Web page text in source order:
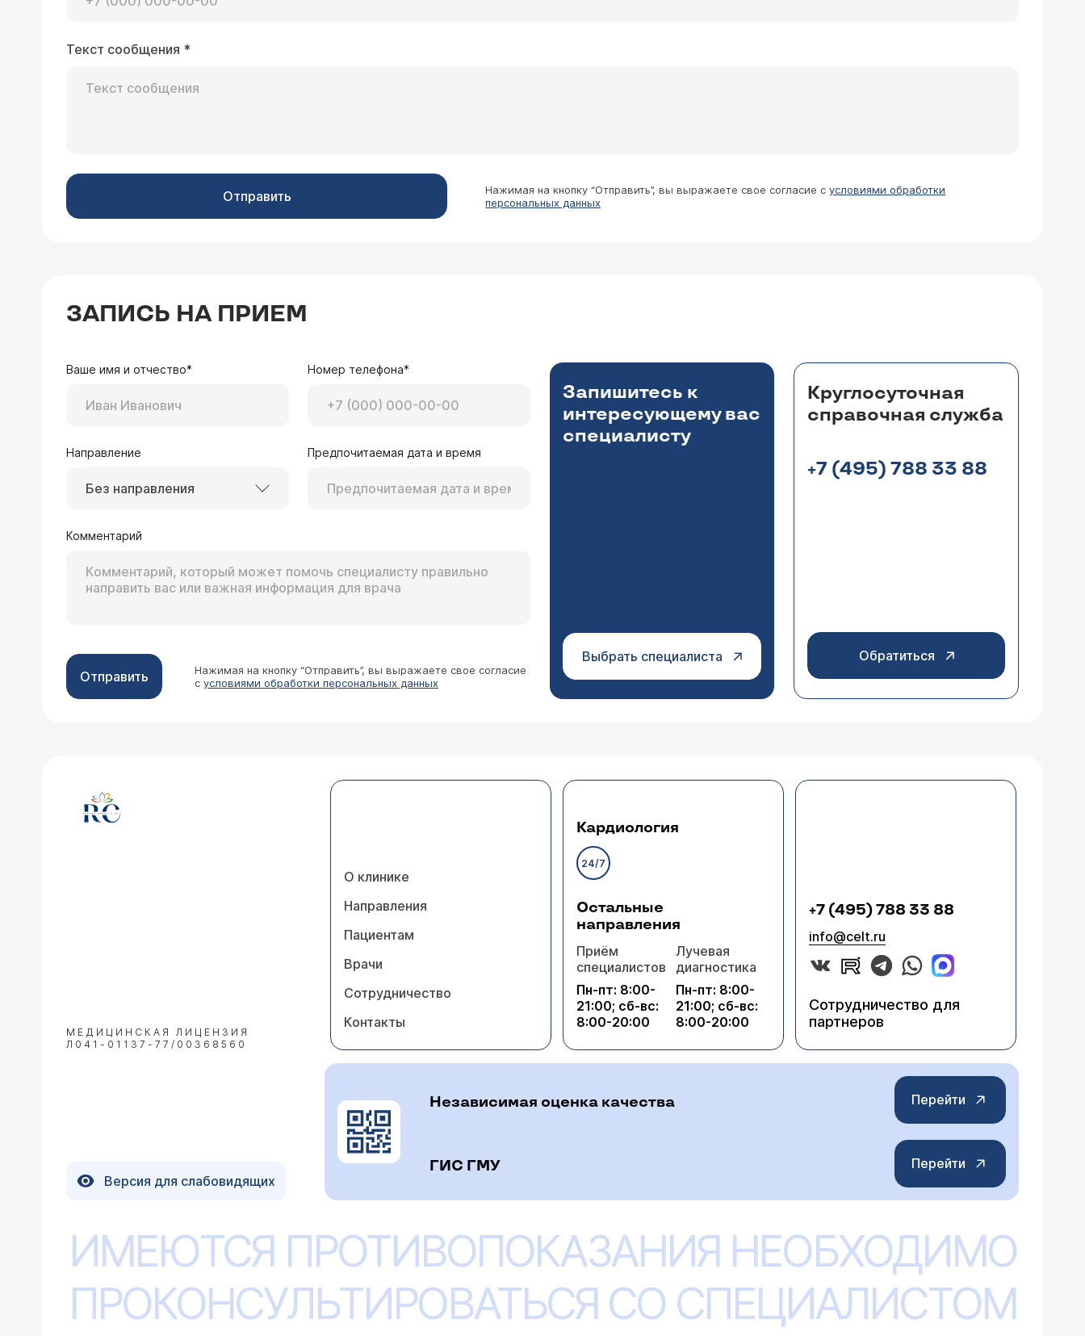
Текст сообщения *
Отправить Нажимая на кнопку “Отправить”, вы выражаете свое согласие сусловиями обработки
персональных данных
ЗАПИСЬ НА ПРИЕМ
Ваше имя и отчество* Номер телефона*
Направление
Без направления
Предпочитаемая дата и время
Комментарий
Отправить
Нажимая на кнопку “Отправить”, вы выражаете свое согласие
с условиями обработки персональных данных
Запишитесь к
интересующему вас
специалисту
Выбрать специалиста
Круглосуточная
справочная служба
+7 (495) 788 33 88
Обратиться
МЕДИЦИНСКАЯ ЛИЦЕНЗИЯ
Л041-01137-77/00368560
О клинике
Направления
Пациентам
Врачи
Сотрудничество
Контакты
Кардиология
24/7
Остальные
направления
Приём
специалистов
Пн-пт: 8:00-
21:00; сб-вс:
8:00-20:00
Лучевая
диагностика
Пн-пт: 8:00-
21:00; сб-вс:
8:00-20:00
+7 (495) 788 33 88
info@celt.ru
Сотрудничество для
партнеров
Версия для слабовидящих
Независимая оценка качества Перейти
ГИС ГМУ Перейти
ИМЕЮТСЯ ПРОТИВОПОКАЗАНИЯ НЕОБХОДИМО
ПРОКОНСУЛЬТИРОВАТЬСЯ СО СПЕЦИАЛИСТОМ